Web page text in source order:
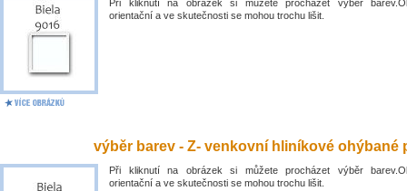
Při kliknutí na obrázek si můžete procházet výběr
orientační a ve skutečnosti se mohou trochu lišit.
výběr barev - Z- venkovní hliníkové ohýbané
Při kliknutí na obrázek si můžete procházet výběr
orientační a ve skutečnosti se mohou trochu lišit.